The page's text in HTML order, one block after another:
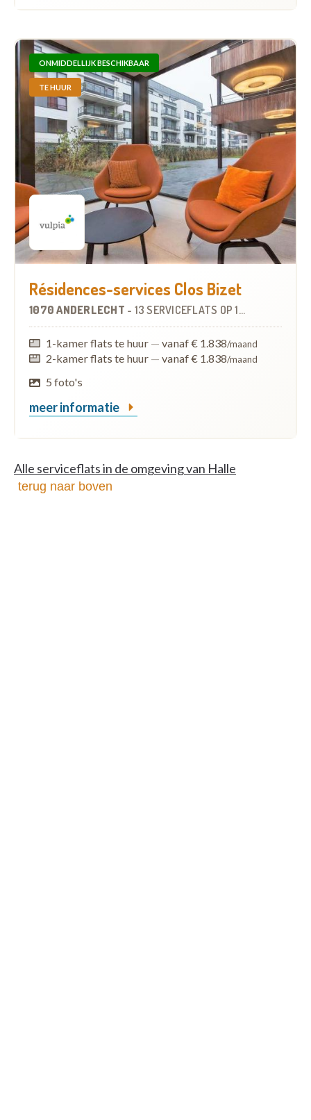
ONMIDDELLIJK BESCHIKBAAR
TE HUUR
Résidences-services Clos Bizet
1070 ANDERLECHT - 13 SERVICEFLATS OP1.8 KM
1-kamer flats te huur — vanaf € 1.838/maand
2-kamer flats te huur — vanaf € 1.838/maand
5 foto's
meer informatie
Alle serviceflats in de omgeving van Halle
terug naar boven